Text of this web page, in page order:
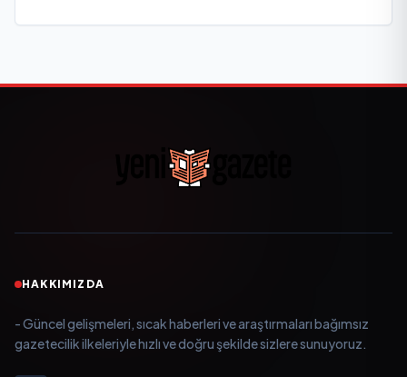
HAKKIMIZDA
- Güncel gelişmeleri, sıcak haberleri ve araştırmaları bağımsız
gazetecilik ilkeleriyle hızlı ve doğru şekilde sizlere sunuyoruz.